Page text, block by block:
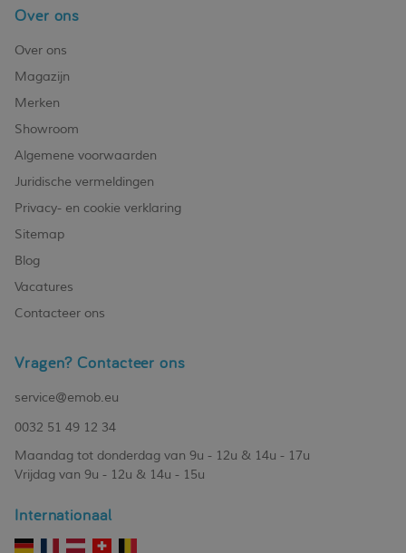
Over ons
Over ons
Magazijn
Merken
Showroom
Algemene voorwaarden
Juridische vermeldingen
Privacy- en cookie verklaring
Sitemap
Blog
Vacatures
Contacteer ons
Vragen? Contacteer ons
service@emob.eu
0032 51 49 12 34
Maandag tot donderdag van 9u - 12u & 14u - 17u
Vrijdag van 9u - 12u & 14u - 15u
Internationaal